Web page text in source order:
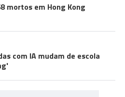
mortos em Hong Kong
com IA mudam de escola